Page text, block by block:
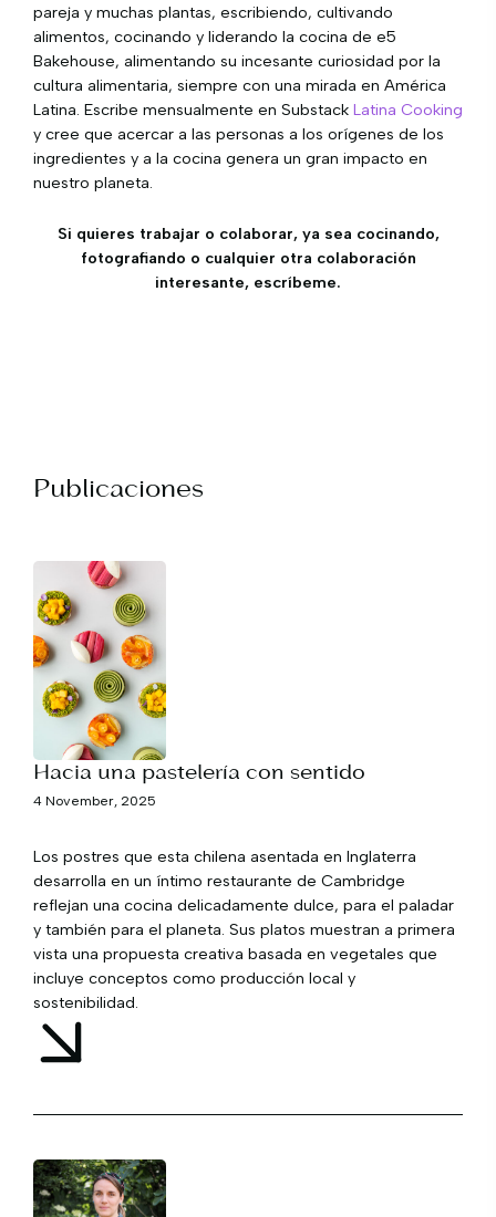
pareja y muchas plantas, escribiendo, cultivando
alimentos, cocinando y liderando la cocina de e5
Bakehouse, alimentando su incesante curiosidad por la
cultura alimentaria, siempre con una mirada en América
Latina. Escribe mensualmente en Substack Latina Cooking
y cree que acercar a las personas a los orígenes de los
ingredientes y a la cocina genera un gran impacto en
nuestro planeta.
Si quieres trabajar o colaborar, ya sea cocinando,
fotografiando o cualquier otra colaboración
interesante, escríbeme.
Publicaciones
Hacia una pastelería con sentido
4 November, 2025
Los postres que esta chilena asentada en Inglaterra
desarrolla en un íntimo restaurante de Cambridge
reflejan una cocina delicadamente dulce, para el paladar
y también para el planeta. Sus platos muestran a primera
vista una propuesta creativa basada en vegetales que
incluye conceptos como producción local y
sostenibilidad.